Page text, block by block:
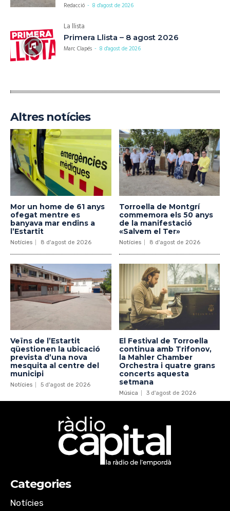
Redacció - 8 d'agost de 2026
La llista
Primera Llista – 8 agost 2026
Marc Clapés - 8 d'agost de 2026
Altres notícies
Mor un home de 61 anys
ofegat mentre es
banyava mar endins a
l’Estartit
Notícies 8 d'agost de 2026
Torroella de Montgrí
commemora els 50 anys
de la manifestació
«Salvem el Ter»
Notícies 8 d'agost de 2026
Veïns de l’Estartit
qüestionen la ubicació
prevista d’una nova
mesquita al centre del
municipi
Notícies 5 d'agost de 2026
El Festival de Torroella
continua amb Trifonov,
la Mahler Chamber
Orchestra i quatre grans
concerts aquesta
setmana
Música 3 d'agost de 2026
Categories
Notícies